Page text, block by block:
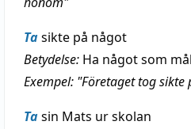
Tasikte på något
Betydelse: Ha något som
Exempel: "Företaget tog
Tasin Mats ur skolan